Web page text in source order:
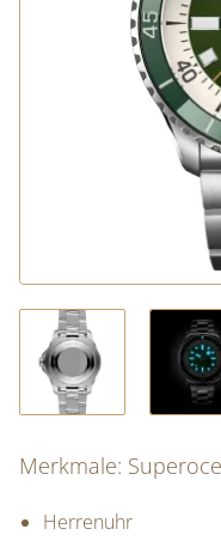
Merkmale:
Herrenuhr